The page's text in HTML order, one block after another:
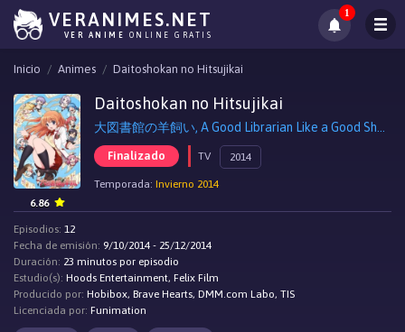
VERANIMES.NET
VER ANIME ONLINE GRATIS
1
Inicio Animes Daitoshokan no Hitsujikai
Daitoshokan no Hitsujikai
Finalizado TV 2014
Temporada: Invierno 2014
6.86
Episodios: 12
Fecha de emisión: 9/10/2014 - 25/12/2014
Duración: 23 minutos por episodio
Estudio(s): Hoods Entertainment, Felix Film
Producido por: Hobibox, Brave Hearts, DMM.com Labo, TIS
Licenciada por: Funimation